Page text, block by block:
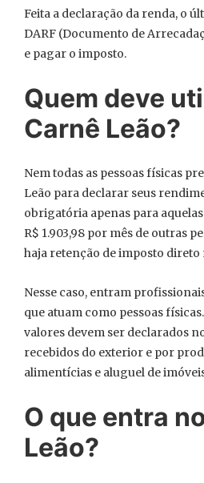
Feita a declaração da renda, o
DARF (Documento de
e pagar o imposto.
Quem deve
Carnê Leão?
Nem todas as pessoas físicas
Leão para declarar seus
obrigatória apenas para
R$ 1.903,98 por mês de outras
haja retenção de imposto direto
Nesse caso, entram
que atuam como pessoas
valores devem ser declarados
recebidos do exterior e por
alimentícias e aluguel de
O que entra
Leão?